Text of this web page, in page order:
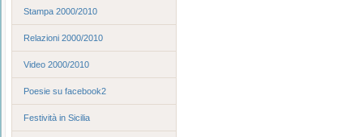
Stampa 2000/2010
Relazioni 2000/2010
Video 2000/2010
Poesie su facebook2
Festività in Sicilia